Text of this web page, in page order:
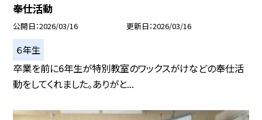
奉仕活動
公開日 2026/03/16 更新日 2026/03/16
６年生
卒業を前に6年生が特別教室のワックスがけなどの奉仕活
動をしてくれました。ありがと...